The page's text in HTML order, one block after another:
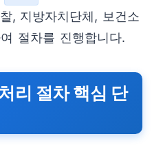
, 지방자치단체, 보건소
절차를 진행합니다.
리 절차 핵심 단